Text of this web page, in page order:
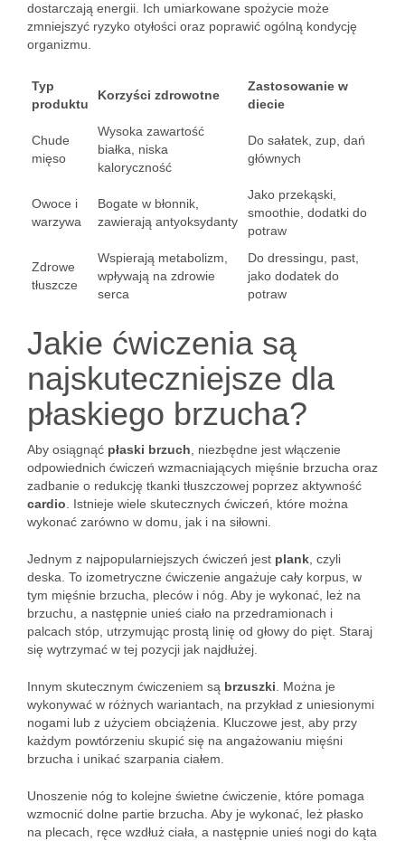
dostarczają energii. Ich umiarkowane spożycie może
zmniejszyć ryzyko otyłości oraz poprawić ogólną kondycję
organizmu.
Typ
produktu
Korzyści zdrowotne
Zastosowanie w
diecie
Chude
mięso
Wysoka zawartość
białka, niska
kaloryczność
Do sałatek, zup, dań
głównych
Owoce i
warzywa
Bogate w błonnik,
zawierają antyoksydanty
Jako przekąski,
smoothie, dodatki do
potraw
Zdrowe
tłuszcze
Wspierają metabolizm,
wpływają na zdrowie
serca
Do dressingu, past,
jako dodatek do
potraw
Jakie ćwiczenia są
najskuteczniejsze dla
płaskiego brzucha?
Aby osiągnąć płaski brzuch , niezbędne jest włączenie
odpowiednich ćwiczeń wzmacniających mięśnie brzucha oraz
zadbanie o redukcję tkanki tłuszczowej poprzez aktywność
cardio . Istnieje wiele skutecznych ćwiczeń, które można
wykonać zarówno w domu, jak i na siłowni.
Jednym z najpopularniejszych ćwiczeń jest plank , czyli
deska. To izometryczne ćwiczenie angażuje cały korpus, w
tym mięśnie brzucha, pleców i nóg. Aby je wykonać, leż na
brzuchu, a następnie unieś ciało na przedramionach i
palcach stóp, utrzymując prostą linię od głowy do pięt. Staraj
się wytrzymać w tej pozycji jak najdłużej.
Innym skutecznym ćwiczeniem są brzuszki . Można je
wykonywać w różnych wariantach, na przykład z uniesionymi
nogami lub z użyciem obciążenia. Kluczowe jest, aby przy
każdym powtórzeniu skupić się na angażowaniu mięśni
brzucha i unikać szarpania ciałem.
Unoszenie nóg to kolejne świetne ćwiczenie, które pomaga
wzmocnić dolne partie brzucha. Aby je wykonać, leż płasko
na plecach, ręce wzdłuż ciała, a następnie unieś nogi do kąta